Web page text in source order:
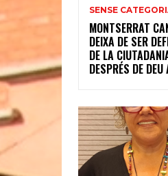
SENSE
MONTSERRAT
DEIXA DE SER
DE LA
DESPRÉS DE DEU